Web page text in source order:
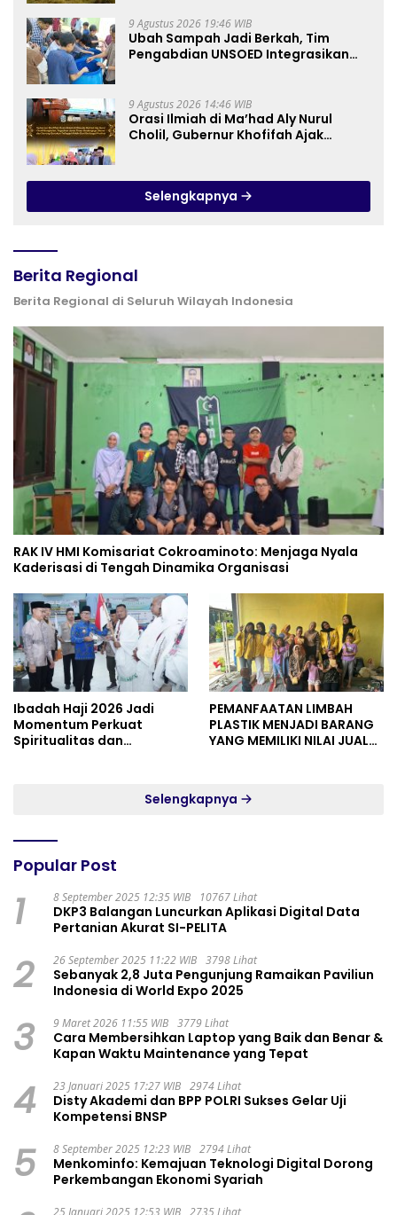
9 Agustus 2026 19:46 WIB
Ubah Sampah Jadi Berkah, Tim
Pengabdian UNSOED Integrasikan
Purwokerto
9 Agustus 2026 14:46 WIB
Orasi Ilmiah di Ma’had Aly Nurul
Cholil, Gubernur Khofifah Ajak
Selengkapnya
Berita Regional
Berita Regional di Seluruh Wilayah Indonesia
RAK IV HMI Komisariat Cokroaminoto: Menjaga Nyala
Kaderisasi di Tengah Dinamika Organisasi
Ibadah Haji 2026 Jadi
Momentum Perkuat
Spiritualitas dan
PEMANFAATAN LIMBAH
PLASTIK MENJADI BARANG
YANG MEMILIKI NILAI JUAL
Selengkapnya
Popular Post
1 8 September 2025 12:35 WIB 10767 Lihat
DKP3 Balangan Luncurkan Aplikasi Digital Data
Pertanian Akurat SI-PELITA
2 26 September 2025 11:22 WIB 3798 Lihat
Sebanyak 2,8 Juta Pengunjung Ramaikan Paviliun
Indonesia di World Expo 2025
3 9 Maret 2026 11:55 WIB 3779 Lihat
Cara Membersihkan Laptop yang Baik dan Benar &
Kapan Waktu Maintenance yang Tepat
4 23 Januari 2025 17:27 WIB 2974 Lihat
Disty Akademi dan BPP POLRI Sukses Gelar Uji
Kompetensi BNSP
5 8 September 2025 12:23 WIB 2794 Lihat
Menkominfo: Kemajuan Teknologi Digital Dorong
Perkembangan Ekonomi Syariah
25 Januari 2025 12:53 WIB 2735 Lihat